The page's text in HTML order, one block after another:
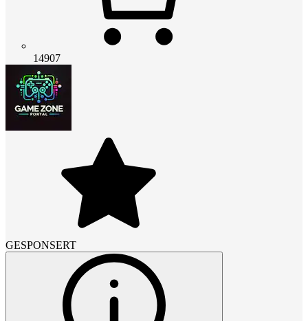
14907
GESPONSERT